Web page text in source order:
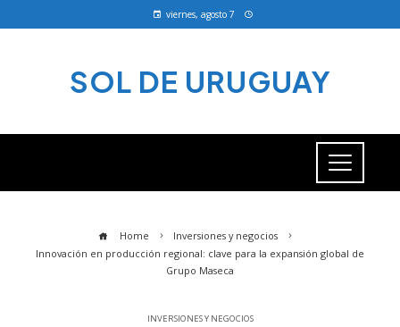
viernes, agosto 7
SOL DE URUGUAY
Home
Inversiones y negocios
Innovación en producción regional: clave para la expansión global de
Grupo Maseca
INVERSIONES Y NEGOCIOS